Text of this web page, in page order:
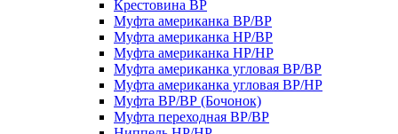
Крестовина ВР
Муфта американка ВР/ВР
Муфта американка НР/ВР
Муфта американка НР/НР
Муфта американка угловая ВР/ВР
Муфта американка угловая ВР/НР
Муфта ВР/ВР (Бочонок)
Муфта переходная ВР/ВР